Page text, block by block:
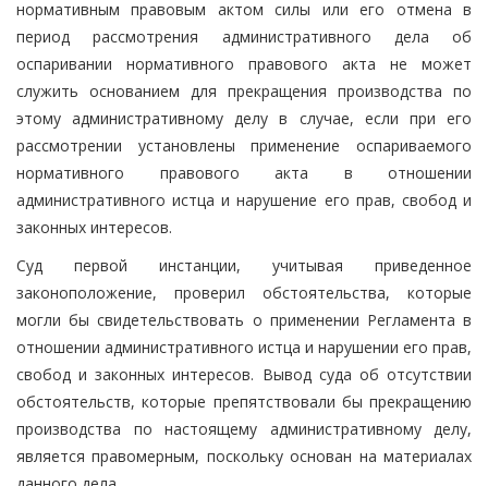
нормативным правовым актом силы или его отмена в
период рассмотрения административного дела об
оспаривании нормативного правового акта не может
служить основанием для прекращения производства по
этому административному делу в случае, если при его
рассмотрении установлены применение оспариваемого
нормативного правового акта в отношении
административного истца и нарушение его прав, свобод и
законных интересов.
Суд первой инстанции, учитывая приведенное
законоположение, проверил обстоятельства, которые
могли бы свидетельствовать о применении Регламента в
отношении административного истца и нарушении его прав,
свобод и законных интересов. Вывод суда об отсутствии
обстоятельств, которые препятствовали бы прекращению
производства по настоящему административному делу,
является правомерным, поскольку основан на материалах